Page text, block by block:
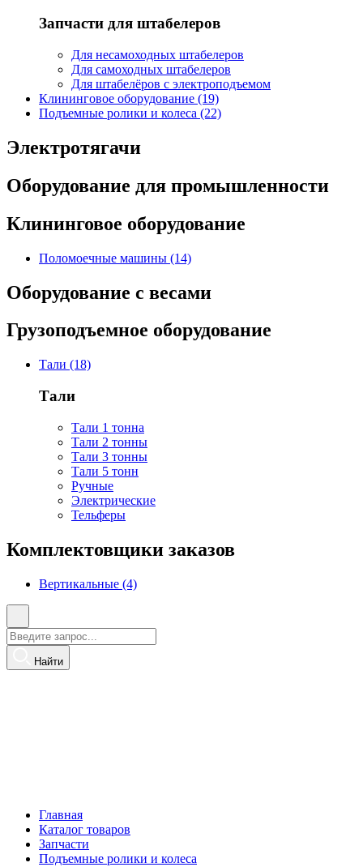
Запчасти для штабелеров
Для несамоходных штабелеров
Для самоходных штабелеров
Для штабелёров с электроподъемом
Клининговое оборудование (19)
Подъемные ролики и колеса (22)
Электротягачи
Оборудование для промышленности
Клининговое оборудование
Поломоечные машины (14)
Оборудование с весами
Грузоподъемное оборудование
Тали (18)
Тали
Тали 1 тонна
Тали 2 тонны
Тали 3 тонны
Тали 5 тонн
Ручные
Электрические
Тельферы
Комплектовщики заказов
Вертикальные (4)
Найти
Главная
Каталог товаров
Запчасти
Подъемные ролики и колеса